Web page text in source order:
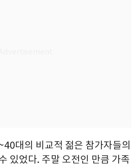
대의 비교적 젊은 참가자들의
있었다. 주말 오전인 만큼 가족